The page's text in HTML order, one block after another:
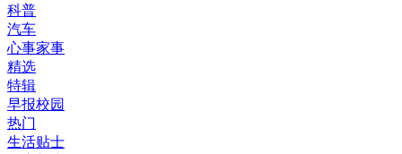
科普
汽车
心事家事
精选
特辑
早报校园
热门
生活贴士